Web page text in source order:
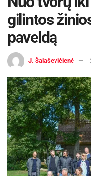
gilintos
paveldą
J. Šalaševičienė